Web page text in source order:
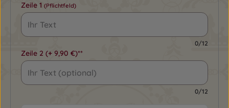
Zeile 1 (Pflichtfeld)
0/12
Zeile 2 (+ 9,90 €)**
0/12